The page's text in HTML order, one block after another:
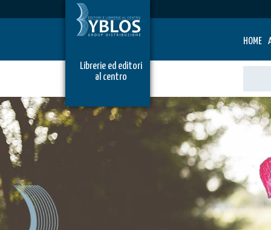
HOME
Librerie ed editori
al centro